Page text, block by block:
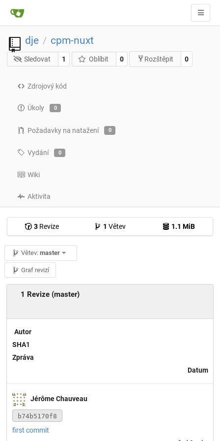
dje / cpm-nuxt
Sledovat 1 Oblíbit 0 Rozštěpit 0
Zdrojový kód
Úkoly 0
Požadavky na natažení 0
Vydání 0
Wiki
Aktivita
3Revize 1 Větev 1.1 MiB
Větev: master
Graf revizí
1 Revize (master)
Autor
SHA1
Zpráva
Datum
Jérôme Chauveau
b74b5170f8
first commit